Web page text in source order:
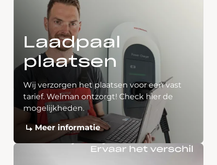
Laadpaal
plaatsen
Wij verzorgen het plaatsen voor een vast
tarief. Welman ontzorgt! Check hier de
mogelijkheden.
Meer informatie